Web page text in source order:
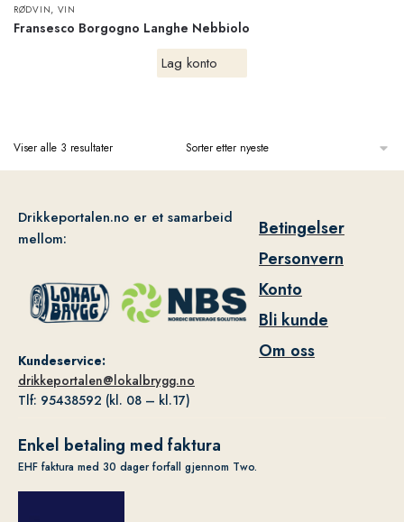
RØDVIN, VIN
Fransesco Borgogno Langhe Nebbiolo
Lag konto
Viser alle 3 resultater
Drikkeportalen.no er et samarbeid
mellom:
Kundeservice:
drikkeportalen@lokalbrygg.no
Tlf: 95438592 (kl. 08 – kl.17)
Betingelser
Personvern
Konto
Bli kunde
Om oss
Enkel betaling med faktura
EHF faktura med 30 dager forfall gjennom Two.